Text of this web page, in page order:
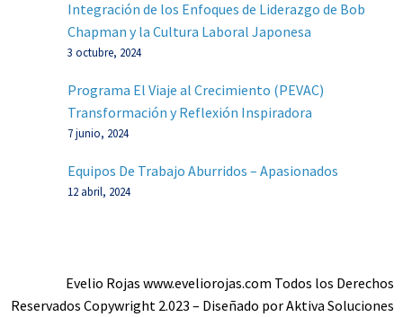
Integración de los Enfoques de Liderazgo de Bob
Chapman y la Cultura Laboral Japonesa
3 octubre, 2024
Programa El Viaje al Crecimiento (PEVAC)
Transformación y Reflexión Inspiradora
7 junio, 2024
Equipos De Trabajo Aburridos – Apasionados
12 abril, 2024
Evelio Rojas www.eveliorojas.com Todos los Derechos
Reservados Copywright 2.023 – Diseñado por Aktiva Soluciones